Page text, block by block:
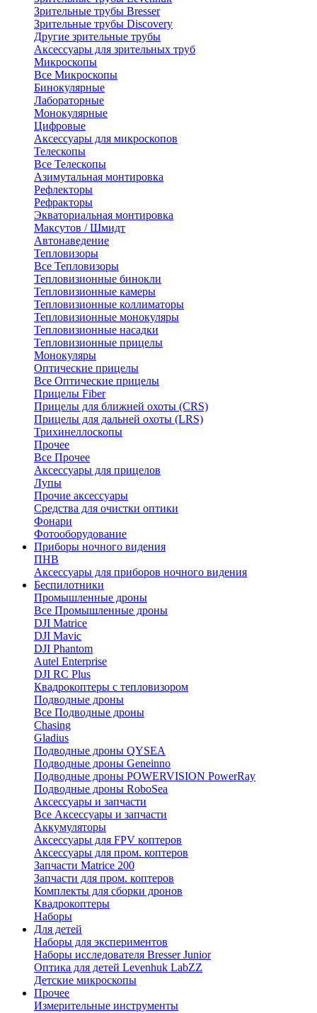
Зрительные трубы Bresser
Зрительные трубы Discovery
Другие зрительные трубы
Аксессуары для зрительных труб
Микроскопы
Все Микроскопы
Бинокулярные
Лабораторные
Монокулярные
Цифровые
Аксессуары для микроскопов
Телескопы
Все Телескопы
Азимутальная монтировка
Рефлекторы
Рефракторы
Экваториальная монтировка
Максутов / Шмидт
Автонаведение
Тепловизоры
Все Тепловизоры
Тепловизионные бинокли
Тепловизионные камеры
Тепловизионные коллиматоры
Тепловизионные монокуляры
Тепловизионные насадки
Тепловизионные прицелы
Монокуляры
Оптические прицелы
Все Оптические прицелы
Прицелы Fiber
Прицелы для ближней охоты (CRS)
Прицелы для дальней охоты (LRS)
Трихинеллоскопы
Прочее
Все Прочее
Аксессуары для прицелов
Лупы
Прочие аксессуары
Средства для очистки оптики
Фонари
Фотооборудование
Приборы ночного видения
ПНВ
Аксессуары для приборов ночного видения
Беспилотники
Промышленные дроны
Все Промышленные дроны
DJI Matrice
DJI Mavic
DJI Phantom
Autel Enterprise
DJI RC Plus
Квадрокоптеры с тепловизором
Подводные дроны
Все Подводные дроны
Chasing
Gladius
Подводные дроны QYSEA
Подводные дроны Geneinno
Подводные дроны POWERVISION PowerRay
Подводные дроны RoboSea
Аксессуары и запчасти
Все Аксессуары и запчасти
Аккумуляторы
Аксессуары для FPV коптеров
Аксессуары для пром. коптеров
Запчасти Matrice 200
Запчасти для пром. коптеров
Комплекты для сборки дронов
Квадрокоптеры
Наборы
Для детей
Наборы для экспериментов
Наборы исследователя Bresser Junior
Оптика для детей Levenhuk LabZZ
Детские микроскопы
Прочее
Измерительные инструменты